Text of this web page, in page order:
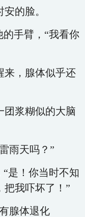
的脸。
的手臂，“我看你
来，腺体似乎还
团浆糊似的大脑
雨天吗？”
是！你当时不知
把我吓坏了！”
腺体退化